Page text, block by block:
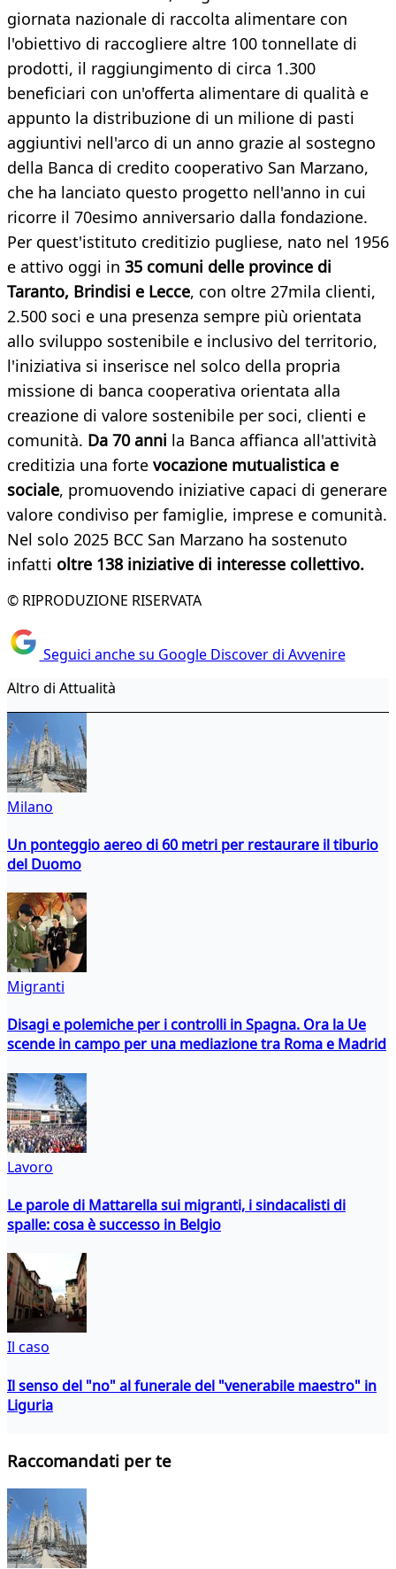
giornata nazionale di raccolta alimentare con
l'obiettivo di raccogliere altre 100 tonnellate di
prodotti, il raggiungimento di circa 1.300
beneficiari con un'offerta alimentare di qualità e
appunto la distribuzione di un milione di pasti
aggiuntivi nell'arco di un anno grazie al sostegno
della Banca di credito cooperativo San Marzano,
che ha lanciato questo progetto nell'anno in cui
ricorre il 70esimo anniversario dalla fondazione.
Per quest'istituto creditizio pugliese, nato nel 1956
e attivo oggi in 35 comuni delle province di
Taranto, Brindisi e Lecce, con oltre 27mila clienti,
2.500 soci e una presenza sempre più orientata
allo sviluppo sostenibile e inclusivo del territorio,
l'iniziativa si inserisce nel solco della propria
missione di banca cooperativa orientata alla
creazione di valore sostenibile per soci, clienti e
comunità. Da 70 anni la Banca affianca all'attività
creditizia una forte vocazione mutualistica e
sociale, promuovendo iniziative capaci di generare
valore condiviso per famiglie, imprese e comunità.
Nel solo 2025 BCC San Marzano ha sostenuto
infatti oltre 138 iniziative di interesse collettivo.
© RIPRODUZIONE RISERVATA
Seguici anche su Google Discover di Avvenire
Altro di Attualità
Milano
Un ponteggio aereo di 60 metri per restaurare il tiburio
del Duomo
Migranti
Disagi e polemiche per i controlli in Spagna. Ora la Ue
scende in campo per una mediazione tra Roma e Madrid
Lavoro
Le parole di Mattarella sui migranti, i sindacalisti di
spalle: cosa è successo in Belgio
Il caso
Il senso del "no" al funerale del "venerabile maestro" in
Liguria
Raccomandati per te